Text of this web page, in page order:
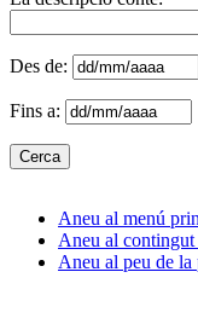
Des de:
Fins a:
Aneu al menú
Aneu al contingut
Aneu al peu de la